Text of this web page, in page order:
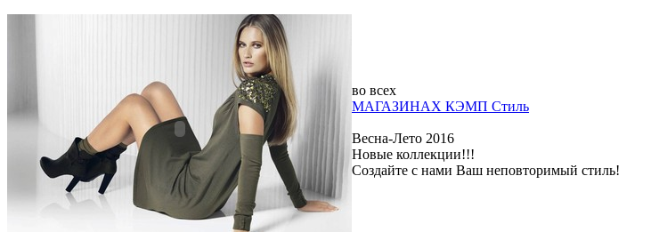
во всех
МАГАЗИНАХ КЭМП Стиль
Весна-Лето 2016
Новые коллекции!!!
Создайте с нами Ваш неповторимый стиль!